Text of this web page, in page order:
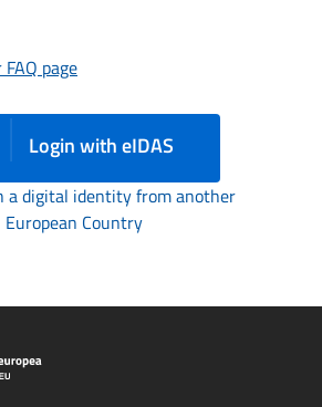
page
Login with eIDAS
a digital identity from another
European Country